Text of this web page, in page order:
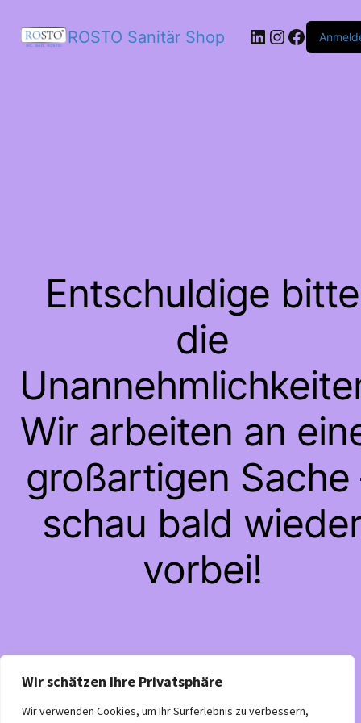
Wir schätzen Ihre Privatsphäre
Wir verwenden Cookies, um Ihr Surferlebnis zu verbessern,
ROSTO Sanitär Shop LinkedIn
Instagram
Entschuldige bitte
die
Wir arbeiten an
großartigen Sache
schau bald
vorbei!